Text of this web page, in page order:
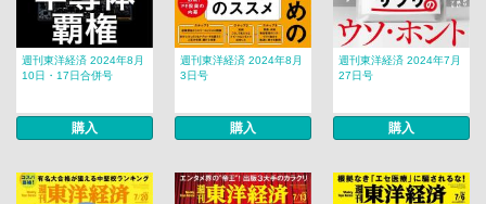
週刊東洋経済 2024年8月
10日・17日合併号
購入
週刊東洋経済 2024年8月
3日号
購入
週刊東洋経済 2024年7月
27日号
購入